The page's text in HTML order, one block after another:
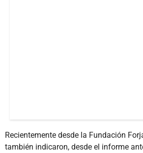
Recientemente desde la Fundación
también indicaron, desde el informe